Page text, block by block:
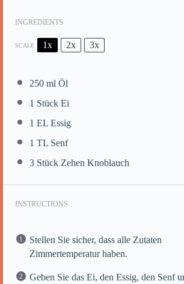
INGREDIENTS
SCALE 1x 2x 3x
250 ml Öl
1 Stück Ei
1 EL Essig
1 TL Senf
3 Stück Zehen Knoblauch
INSTRUCTIONS
Stellen Sie sicher, dass alle Zutaten
Zimmertemperatur haben.
Geben Sie das Ei, den Essig, den Senf